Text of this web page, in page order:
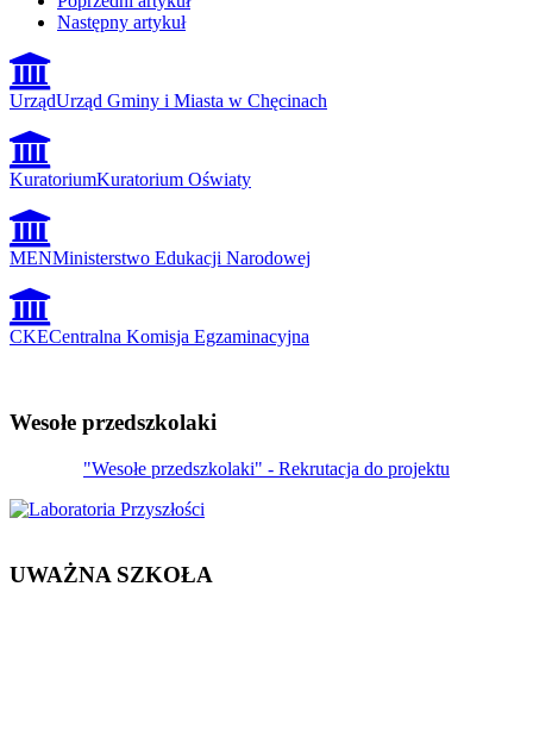
Następny artykuł
UrządUrząd Gminy i Miasta w Chęcinach
KuratoriumKuratorium Oświaty
MENMinisterstwo Edukacji Narodowej
CKECentralna Komisja Egzaminacyjna
Wesołe przedszkolaki
"Wesołe przedszkolaki" - Rekrutacja do projektu
UWAŻNA SZKOŁA